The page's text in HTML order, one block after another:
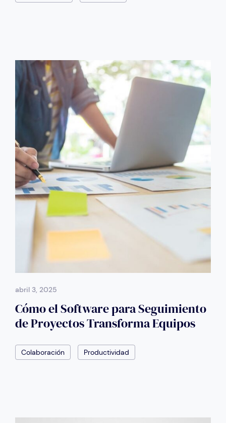
abril 3, 2025
Cómo el Software para Seguimiento
de Proyectos Transforma Equipos
Colaboración Productividad